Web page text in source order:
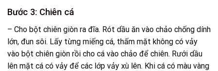
Bước 3: Chiên cá
– Cho bột chiên giòn ra đĩa. Rót dầu ăn vào chảo chống dính
lớn, đun sôi. Lấy từng miếng cá, thấm mặt không có vảy
vào bột chiên giòn rồi cho cá vào chảo để chiên. Rưới dầu
lên mặt cá có vảy để các lớp vảy xù lên. Khi cá có màu vàng